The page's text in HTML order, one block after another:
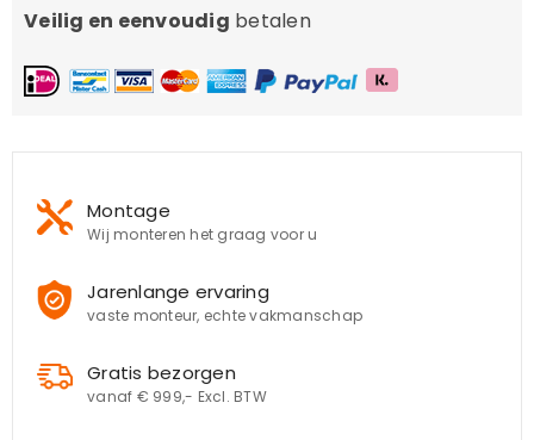
Veilig en eenvoudig betalen
Montage
Wij monteren het graag voor u
Jarenlange ervaring
vaste monteur, echte vakmanschap
Gratis bezorgen
vanaf € 999,- Excl. BTW